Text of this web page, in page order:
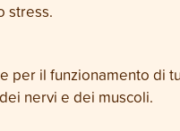
stress.
per il funzionamento di
nervi e dei muscoli.